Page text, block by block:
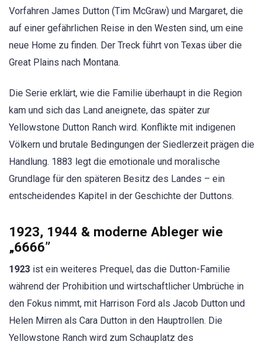
Vorfahren James Dutton (Tim McGraw) und Margaret, die
auf einer gefährlichen Reise in den Westen sind, um eine
neue Home zu finden. Der Treck führt von Texas über die
Great Plains nach Montana.
Die Serie erklärt, wie die Familie überhaupt in die Region
kam und sich das Land aneignete, das später zur
Yellowstone Dutton Ranch wird. Konflikte mit indigenen
Völkern und brutale Bedingungen der Siedlerzeit prägen die
Handlung. 1883 legt die emotionale und moralische
Grundlage für den späteren Besitz des Landes – ein
entscheidendes Kapitel in der Geschichte der Duttons.
1923, 1944 & moderne Ableger wie
„6666”
1923 ist ein weiteres Prequel, das die Dutton-Familie
während der Prohibition und wirtschaftlicher Umbrüche in
den Fokus nimmt, mit Harrison Ford als Jacob Dutton und
Helen Mirren als Cara Dutton in den Hauptrollen. Die
Yellowstone Ranch wird zum Schauplatz des